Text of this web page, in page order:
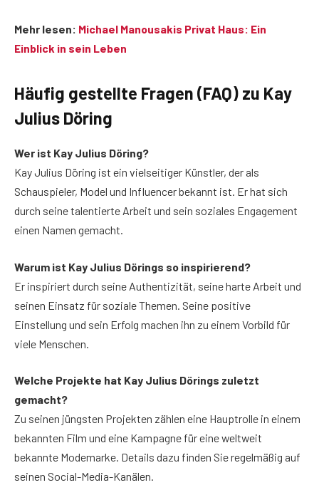
Mehr lesen: Michael Manousakis Privat Haus: Ein
Einblick in sein Leben
Häufig gestellte Fragen (FAQ) zu Kay
Julius Döring
Wer ist Kay Julius Döring?
Kay Julius Döring ist ein vielseitiger Künstler, der als
Schauspieler, Model und Influencer bekannt ist. Er hat sich
durch seine talentierte Arbeit und sein soziales Engagement
einen Namen gemacht.
Warum ist Kay Julius Dörings so inspirierend?
Er inspiriert durch seine Authentizität, seine harte Arbeit und
seinen Einsatz für soziale Themen. Seine positive
Einstellung und sein Erfolg machen ihn zu einem Vorbild für
viele Menschen.
Welche Projekte hat Kay Julius Dörings zuletzt
gemacht?
Zu seinen jüngsten Projekten zählen eine Hauptrolle in einem
bekannten Film und eine Kampagne für eine weltweit
bekannte Modemarke. Details dazu finden Sie regelmäßig auf
seinen Social-Media-Kanälen.